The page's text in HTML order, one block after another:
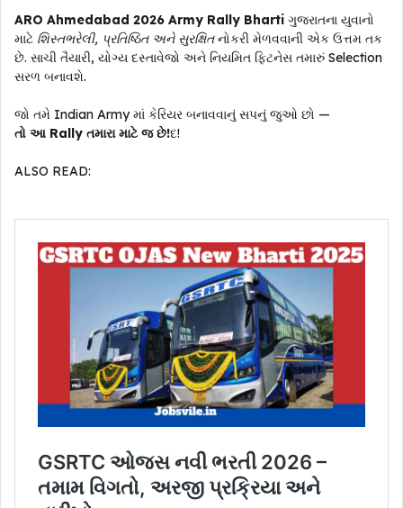
ARO Ahmedabad 2026 Army Rally Bharti ગુજરાતના યુવાનો
માટે શિસ્તભરેલી, પ્રતિષ્ઠિત અને સુરક્ષિતનોકરી મેળવવાની એક ઉત્તમ તક
છે. સાચી તૈયારી, યોગ્ય દસ્તાવેજો અને નિયમિત ફિટનેસ તમારું Selection
સરળ બનાવશે.
જો તમે Indian Army માં કેરિયર બનાવવાનું સપનું જુઓ છો —
તો આ Rally તમારા માટે જ છે!દ!
ALSO READ: